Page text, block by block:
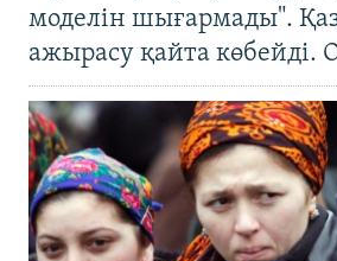
моделін шығармады".
ажырасу қайта көбейді.